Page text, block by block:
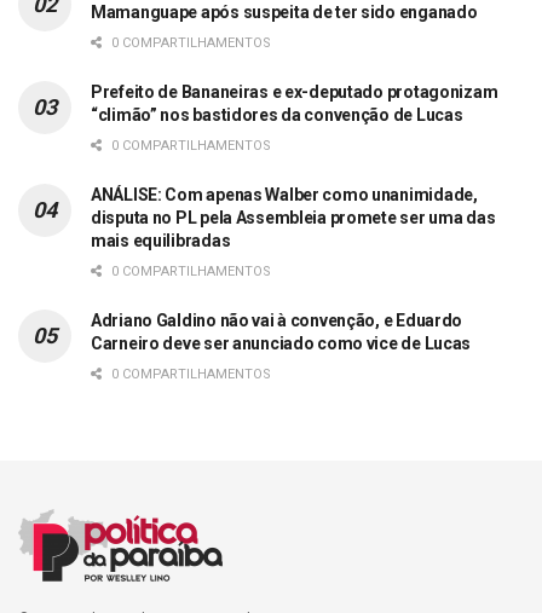
Mamanguape após suspeita de ter sido enganado
0 COMPARTILHAMENTOS
Prefeito de Bananeiras e ex-deputado protagonizam
“climão” nos bastidores da convenção de Lucas
0 COMPARTILHAMENTOS
ANÁLISE: Com apenas Walber como unanimidade,
disputa no PL pela Assembleia promete ser uma das
mais equilibradas
0 COMPARTILHAMENTOS
Adriano Galdino não vai à convenção, e Eduardo
Carneiro deve ser anunciado como vice de Lucas
0 COMPARTILHAMENTOS